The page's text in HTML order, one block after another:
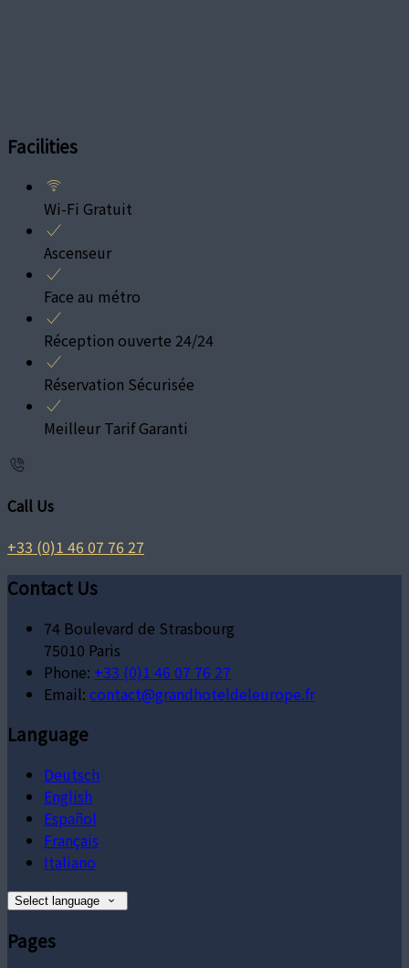
Facilities
Wi-Fi Gratuit
Ascenseur
Face au métro
Réception ouverte 24/24
Réservation Sécurisée
Meilleur Tarif Garanti
Call Us
+33 (0)1 46 07 76 27
Contact Us
74 Boulevard de Strasbourg
75010 Paris
Phone: +33 (0)1 46 07 76 27
Email: contact@grandhoteldeleurope.fr
Language
Deutsch
English
Español
Français
Italiano
Select language
Pages